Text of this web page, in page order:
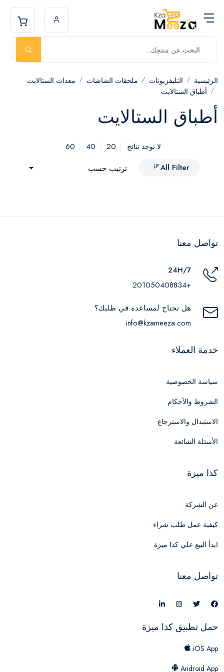
الرئيسية التليفزيونات ملحقات الشاشات
معدات الستالايت
أطباق الستالايت
أطباق الستالايت
لا توجد نتائج 20
40
60
All Filter
ترتيب حسب
تواصل معنا
24H/7
+201050408834
هل تحتاج لمساعده في طلبك؟
info@kzameeza.com
خدمة العملاء
سياسة الخصوصية
الشروط والأحكام
الاستبدال والاسترجاع
الأسئلة الشائعة
كذا ميزة
عن الشركة
كيفية عمل طلب شراء
ابدأ البيع علي كذا ميزة
تواصل معنا
حمل تطبيق كذا ميزة
iOS App
Android App